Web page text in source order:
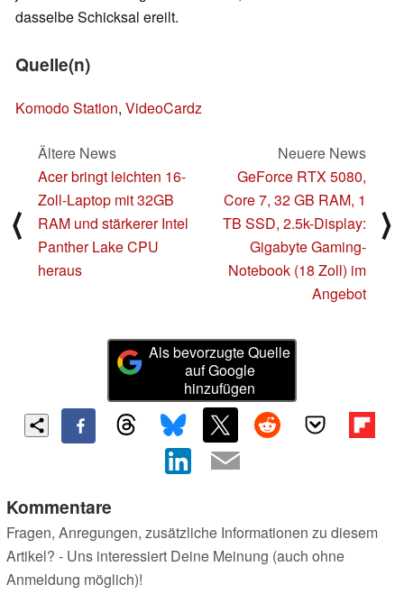
dasselbe Schicksal ereilt.
Quelle(n)
Komodo Station, VideoCardz
⟨
Ältere News
Acer bringt leichten 16-
Zoll-Laptop mit 32GB
RAM und stärkerer Intel
Panther Lake CPU
heraus
Neuere News
GeForce RTX 5080,
Core 7, 32 GB RAM, 1
TB SSD, 2.5k-Display:
Gigabyte Gaming-
Notebook (18 Zoll) im
Angebot
⟩
Als bevorzugte Quelle
auf Google
hinzufügen
Kommentare
Fragen, Anregungen, zusätzliche Informationen zu diesem
Artikel? - Uns interessiert Deine Meinung (auch ohne
Anmeldung möglich)!